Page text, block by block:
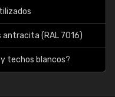
antracita (RAL 7016)
y techos blancos?